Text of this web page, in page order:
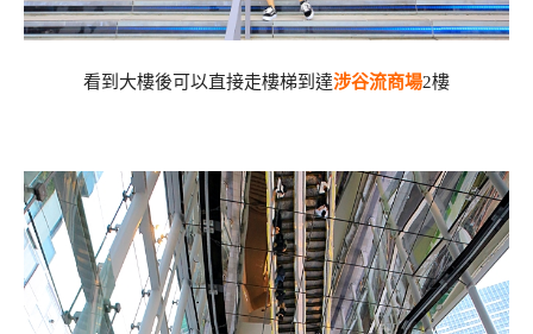
看到大樓後可以直接走樓梯到達涉谷流商場2樓